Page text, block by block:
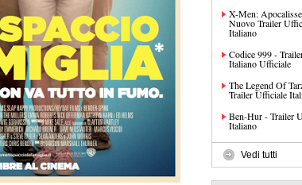
X-Men:
Nuovo Trailer
Italiano
Codice 999 -
Italiano Ufficiale
The Legend Of
Trailer Ufficiale
Ben-Hur - Trailer
Italiano
Vedi tutti